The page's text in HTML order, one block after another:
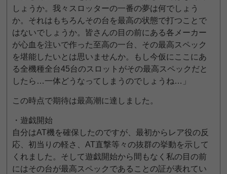
しょうか。我々スロッターの一番の夢は何でしょう
か。それはもちろんその台を最高の状態で打つことで
はないでしょうか。皆さんの目の前にある各メーカー
が心血を注いで作った至高の一台、その最高スペック
を堪能したいとは思いませんか。もし今仮にここにあ
る全機種全台45台のスロットがその最高スペックだと
したら…一体どうなってしまうのでしょうね…」
この時点で期待は最高潮に達しました。
・遊戯開始
自分はAT機を確保したのですが、最初からレア役の反
応、初当りの軽さ、AT直撃等々の抜群の挙動を示して
くれました。そして遊戯開始から間もなく私の目の前
にはその台が最高スペックであることの証が表れてい